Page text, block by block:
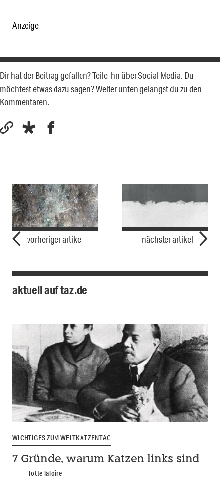
Anzeige
Dir hat der Beitrag gefallen? Teile ihn über Social Media. Du
möchtest etwas dazu sagen? Weiter unten gelangst du zu den
Kommentaren.
vorheriger artikel nächster artikel
aktuell auf taz.de
WICHTIGES ZUM WELTKATZENTAG
7 Gründe, warum Katzen links sind
lotte laloire